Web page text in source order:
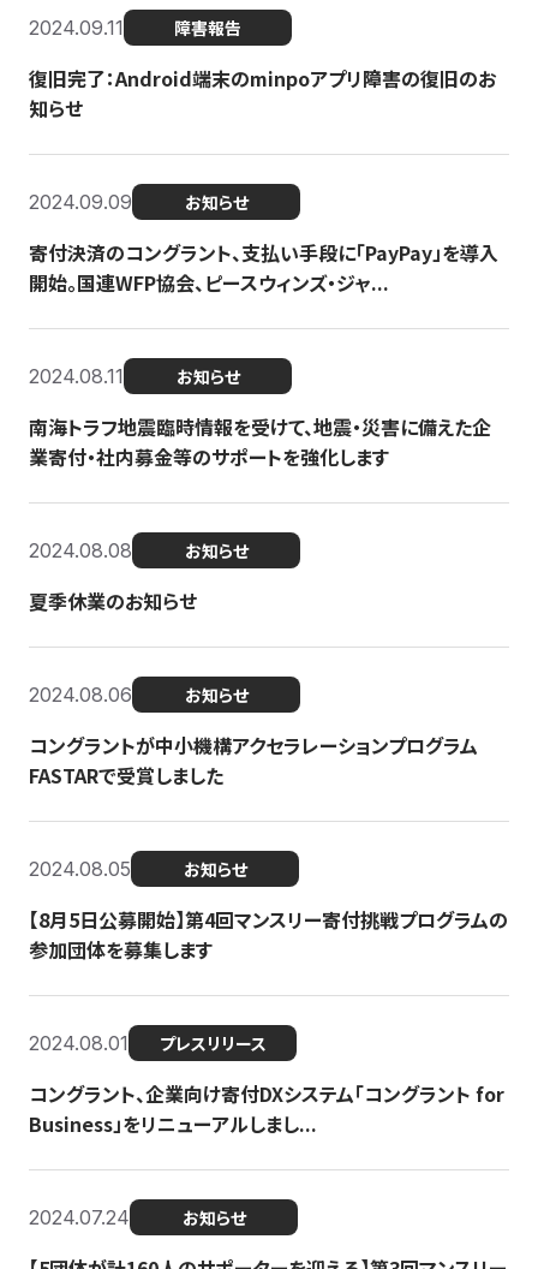
2024.09.11 障害報告
復旧完了：Android端末のminpoアプリ障害の復旧のお
知らせ
2024.09.09 お知らせ
寄付決済のコングラント、支払い手段に「PayPay」を導入
開始。国連WFP協会、ピースウィンズ・ジャ...
2024.08.11 お知らせ
南海トラフ地震臨時情報を受けて、地震・災害に備えた企
業寄付・社内募金等のサポートを強化します
2024.08.08 お知らせ
夏季休業のお知らせ
2024.08.06 お知らせ
コングラントが中小機構アクセラレーションプログラム
FASTARで受賞しました
2024.08.05 お知らせ
【8月5日公募開始】第4回マンスリー寄付挑戦プログラムの
参加団体を募集します
2024.08.01 プレスリリース
コングラント、企業向け寄付DXシステム「コングラント for
Business」をリニューアルしまし...
2024.07.24 お知らせ